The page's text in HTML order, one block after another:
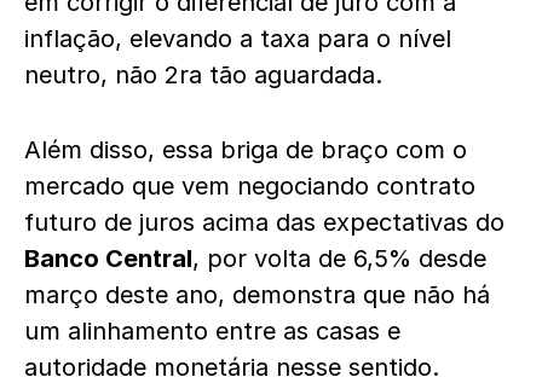
inflação, elevando a taxa para o nível
neutro, não 2ra tão aguardada.
Além disso, essa briga de braço com o
mercado que vem negociando contrato
futuro de juros acima das expectativas do
Banco Central, por volta de 6,5% desde
março deste ano, demonstra que não há
um alinhamento entre as casas e
autoridade monetária nesse sentido.